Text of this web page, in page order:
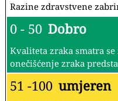
Razine zdravstvene
0 - 50 Dobro
Kvaliteta zraka smatra
onečišćenje zraka
51 -100 umjeren